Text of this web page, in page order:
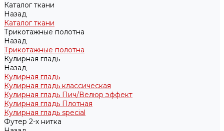
Каталог ткани
Назад
Каталог ткани
Трикотажные полотна
Назад
Трикотажные полотна
Кулирная гладь
Назад
Кулирная гладь
Кулирная гладь классическая
Кулирная гладь Пич/Велюр эффект
Кулирная гладь Плотная
Кулирная гладь special
Футер 2-х нитка